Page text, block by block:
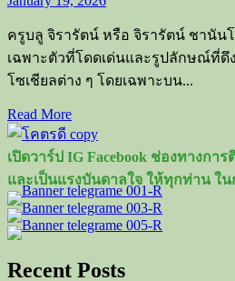
ครูบลู จิรารัตน์ หรือ จิรารัตน์ ชานัน
เฉพาะตัวที่โดดเด่นและรูปลักษณ์ที่ดึ
โซเชียลต่าง ๆ โดยเฉพาะบน...
Read MoreRead
more
about
ครู
บลู
จิ
รา
เปิดวาร์ป IG Facebook ช่องทางก
และเป็นแรงบันดาลใจ ให้ทุกท่าน ใ
Recent Posts